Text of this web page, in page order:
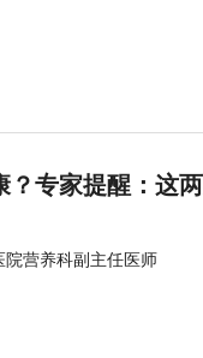
？专家提醒：这
营养科副主任医师